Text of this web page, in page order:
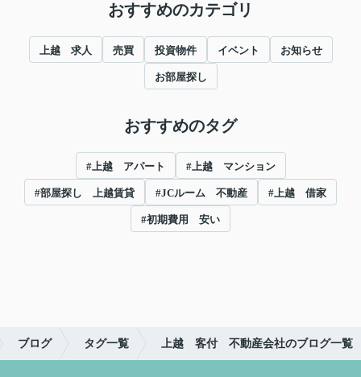
おすすめのカテゴリ
上越 求人 売買 投資物件 イベント お知らせ
お部屋探し
おすすめのタグ
#上越 アパート #上越 マンション
#部屋探し 上越賃貸 #JCルーム 不動産 #上越 借家
#初期費用 安い
ブログ タグ一覧 上越 客付 不動産会社のブログ一覧